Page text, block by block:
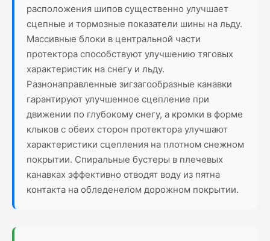
расположения шипов существенно улучшает
сцепные и тормозные показатели шины на льду.
Массивные блоки в центральной части
протектора способствуют улучшению тяговых
характеристик на снегу и льду.
Разнонаправленные зигзагообразные канавки
гарантируют улучшенное сцепление при
движении по глубокому снегу, а кромки в форме
клыков с обеих сторон протектора улучшают
характеристики сцепления на плотном снежном
покрытии. Спиральные бустеры в плечевых
канавках эффективно отводят воду из пятна
контакта на обледенелом дорожном покрытии.